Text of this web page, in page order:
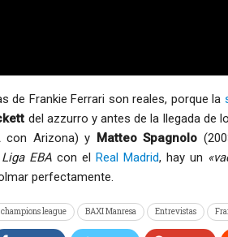
de Frankie Ferrari son reales, porque la
del azzurro y antes de la llegada de
con Arizona) y Matteo Spagnolo
Liga EBAcon el Real Madrid, hay un
perfectamente.
league BAXI Manresa Entrevistas